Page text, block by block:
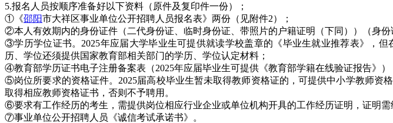
5.报名人员按顺序准备好以下资料（原件及复印件一份）；
①《邵阳市大祥区事业单位公开招聘人员报名表》两份（见附件2）；
②本人有效期内的身份证件（二代身份证、临时身份证、带照片的户籍证明（下同））（身份
③学历学位证书。2025年应届大学毕业生可提供就读学校盖章的《毕业生就业推荐表》，
历、学位还须提供国家教育部相关部门的学历、学位认定材料；
④教育部学历证书电子注册备案表（2025年应届毕业生可提供《教育部学籍在线验证报告》）
⑤岗位所要求的资格证件。2025届高校毕业生暂未取得教师资格证的，可提供中小学教师资
取得相应教师资格证书，否则不予聘用。
⑥要求有工作经历的考生，需提供岗位相应行业企业或单位机构开具的工作经历证明，证明
⑦事业单位公开招聘人员《诚信考试承诺书》。